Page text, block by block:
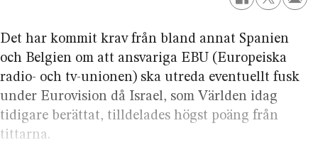
Det har kommit krav från bland annat Spanien
och Belgien om att ansvariga EBU (Europeiska
radio- och tv-unionen) ska utreda eventuellt fusk
under Eurovision då Israel, som Världen idag
tidigare berättat, tilldelades högst poäng från
tittarna.